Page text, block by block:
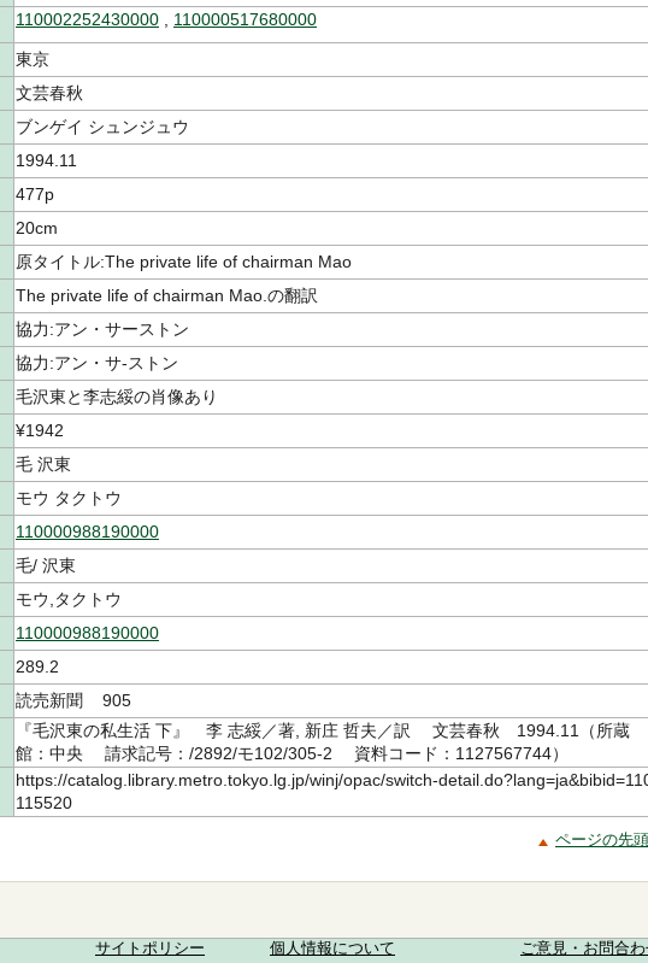
110002252430000 110000517680000
東京
文芸春秋
ブンゲイ シュンジュウ
1994.11
477p
20cm
原タイトル:The private life of chairman Mao
The private life of chairman Mao.の翻訳
協力:アン・サーストン
協力:アン・サ-ストン
毛沢東と李志綏の肖像あり
¥1942
毛 沢東
モウ タクトウ
110000988190000
毛/ 沢東
モウ,タクトウ
110000988190000
289.2
読売新聞 905
『毛沢東の私生活 下』 李 志綏／著, 新庄 哲夫／訳 文芸春秋 1994.11（所蔵
館：中央 請求記号：/2892/モ102/305-2 資料コード：1127567744）
https://catalog.library.metro.tokyo.lg.jp/winj/opac/switch-
115520
ページの先
サイトポリシー 個人情報について ご意見・お問合